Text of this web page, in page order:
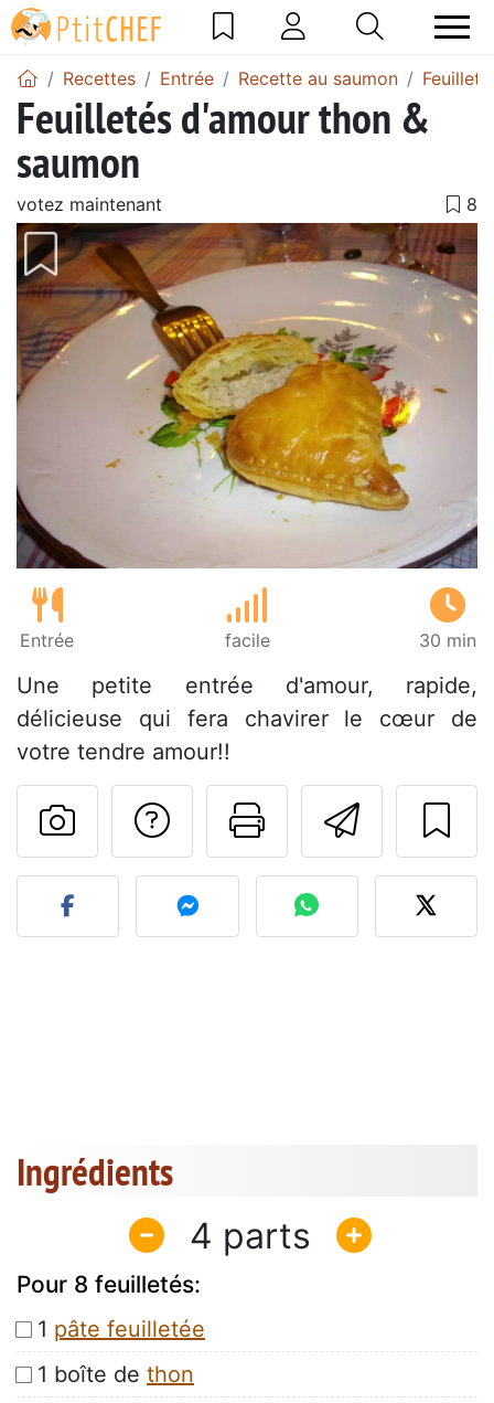
Recettes Entrée Recette au saumon
Feuilletés d'amour thon &
saumon
votez maintenant
Entrée facile 30 min
Une petite entrée d'amour, rapide,
délicieuse qui fera chavirer le cœur de
votre tendre amour!!
Imprimer
Poser une
Publier votre photo de
Ingrédients
4
Pour 8 feuilletés:
1 pâte feuilletée
1 boîte de thon